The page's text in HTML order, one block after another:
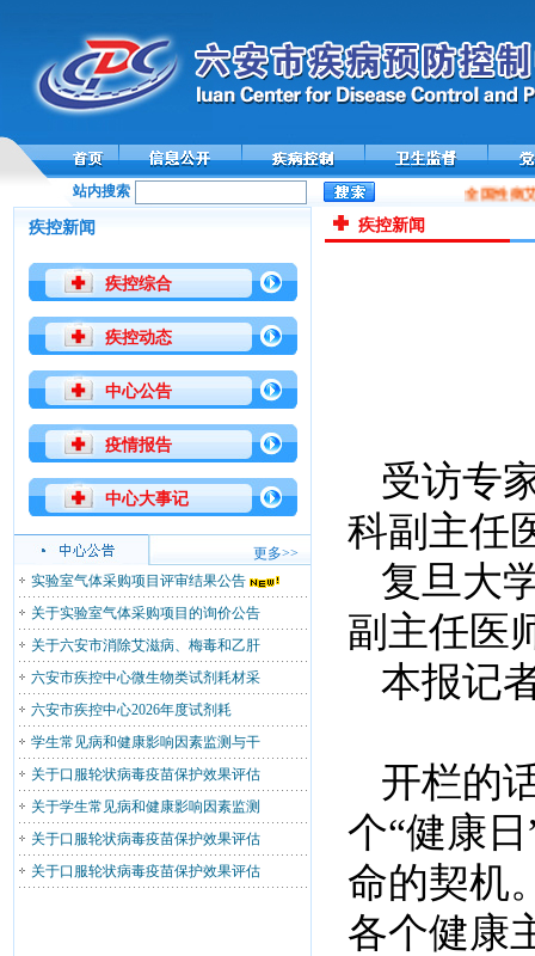
站内搜索 全国性病艾
疾控新闻
疾控综合
疾控动态
中心公告
疫情报告
中心大事记
更多>>
实验室气体采购项目评审结果公告
关于实验室气体采购项目的询价公告
关于六安市消除艾滋病、梅毒和乙肝
六安市疾控中心微生物类试剂耗材采
六安市疾控中心2026年度试剂耗
学生常见病和健康影响因素监测与干
关于口服轮状病毒疫苗保护效果评估
关于学生常见病和健康影响因素监测
关于口服轮状病毒疫苗保护效果评估
关于口服轮状病毒疫苗保护效果评估
疾控新闻
受访专
科副主任
复旦大
副主任医
本报记
开栏的
个“健康
命的契机
各个健康